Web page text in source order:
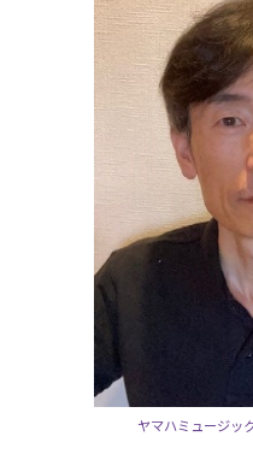
ヤマハミュージッ